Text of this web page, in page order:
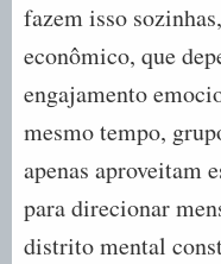
fazem isso
econômico, que
engajamento
mesmo tempo,
apenas aproveitam
para direcionar
distrito mental